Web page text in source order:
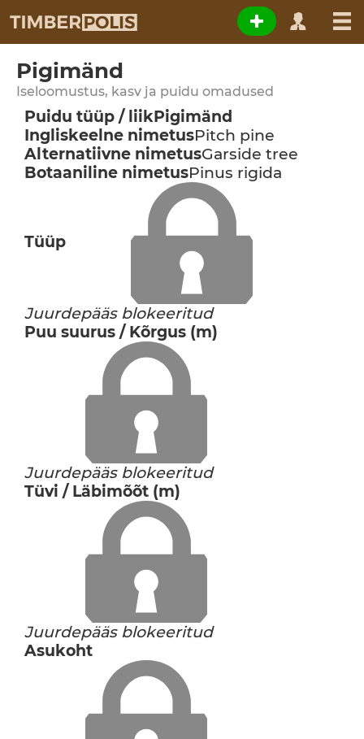
Pigimänd
Iseloomustus, kasv ja puidu omadused
Puidu tüüp / liikPigimänd
Ingliskeelne nimetusPitch pine
Alternatiivne nimetusGarside tree
Botaaniline nimetusPinus rigida
Tüüp
Juurdepääs blokeeritud
Puu suurus / Kõrgus (m)
Juurdepääs blokeeritud
Tüvi / Läbimõõt (m)
Juurdepääs blokeeritud
Asukoht